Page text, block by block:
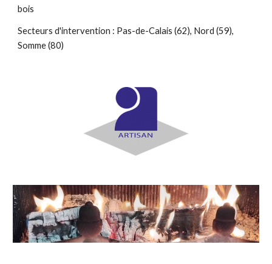
bois
Secteurs d'intervention : Pas-de-Calais (62), Nord (59),
Somme (80)